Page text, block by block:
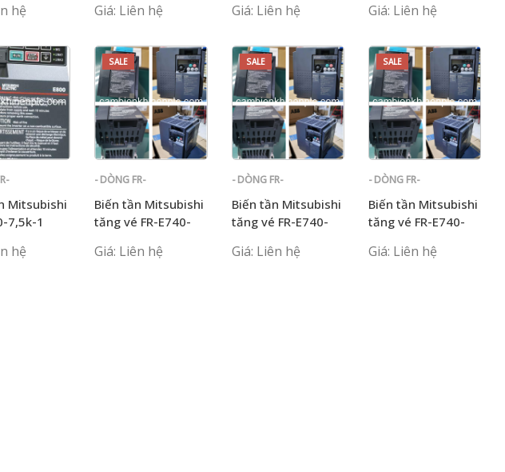
hệ Giá: Liên hệ Giá: Liên hệ Giá: Liên hệ
Mitsubishi
7,5k-1
hệ
SALE
- DÒNG FR-
Biến tần Mitsubishi
tăng vé FR-E740-
Giá: Liên hệ
SALE
- DÒNG FR-
Biến tần Mitsubishi
tăng vé FR-E740-
Giá: Liên hệ
SALE
- DÒNG FR-
Biến tần Mitsubishi
tăng vé FR-E740-
Giá: Liên hệ